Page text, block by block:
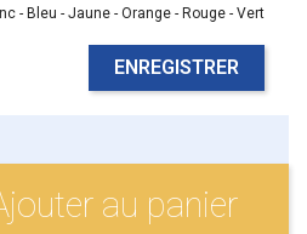
- Bleu - Jaune - Orange - Rouge - Vert
ENREGISTRER
au panier